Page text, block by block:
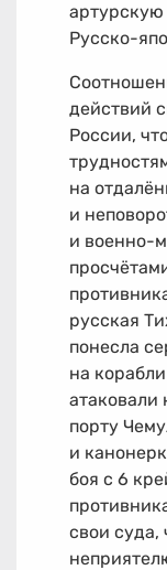
артурскую
Русско-
действий
России,
на
и
и военно-
русская
понесла
на
атаковали
порту
и
боя с 6
свои суда,